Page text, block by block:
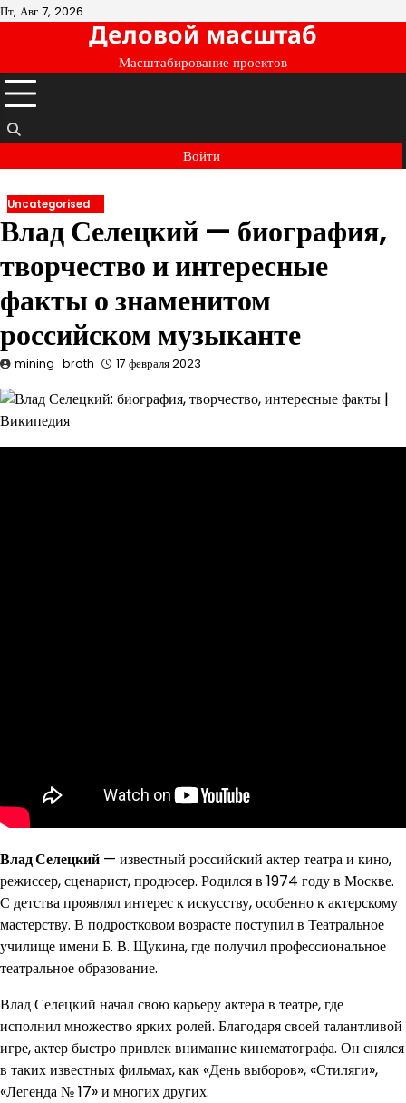
Перейти
Пт, Авг 7, 2026
Деловой масштаб
Масштабирование проектов
Войти
Uncategorised
Влад Селецкий — биография,
творчество и интересные
факты о знаменитом
российском музыканте
mining_broth 17 февраля 2023
Влад Селецкий — известный российский актер театра и кино,
режиссер, сценарист, продюсер. Родился в 1974 году в Москве.
С детства проявлял интерес к искусству, особенно к актерскому
мастерству. В подростковом возрасте поступил в Театральное
училище имени Б. В. Щукина, где получил профессиональное
театральное образование.
Влад Селецкий начал свою карьеру актера в театре, где
исполнил множество ярких ролей. Благодаря своей талантливой
игре, актер быстро привлек внимание кинематографа. Он снялся
в таких известных фильмах, как «День выборов», «Стиляги»,
«Легенда № 17» и многих других.